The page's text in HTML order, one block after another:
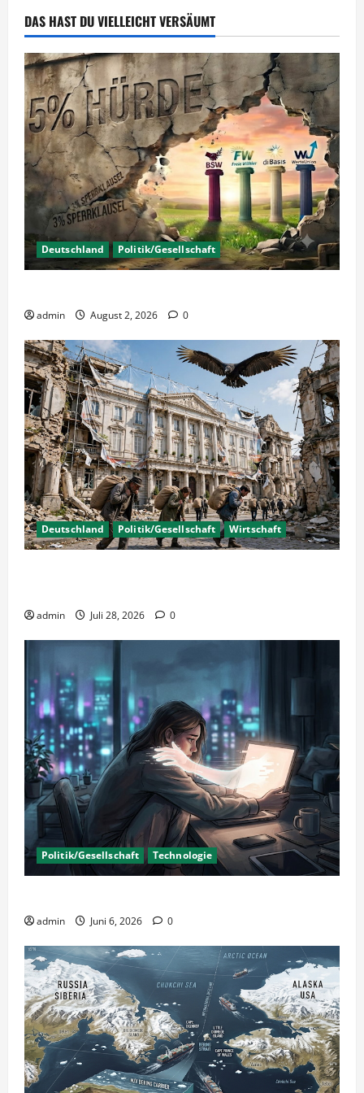
DAS HAST DU VIELLEICHT VERSÄUMT
Deutschland Politik/Gesellschaft
admin August 2, 2026 0
Deutschland Politik/Gesellschaft Wirtschaft
admin Juli 28, 2026 0
Politik/Gesellschaft Technologie
admin Juni 6, 2026 0